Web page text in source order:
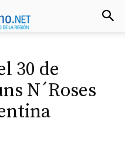
30 de
N´Roses